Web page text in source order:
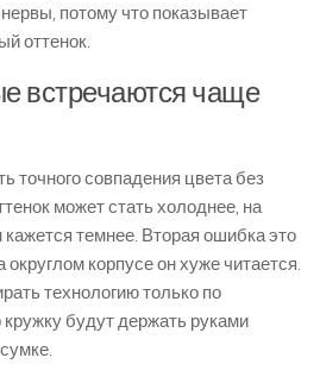
потому что показывает
оттенок.
встречаются чаще
точного совпадения цвета без
может стать холоднее, на
кажется темнее. Вторая ошибка это
округлом корпусе он хуже читается.
технологию только по
будут держать руками